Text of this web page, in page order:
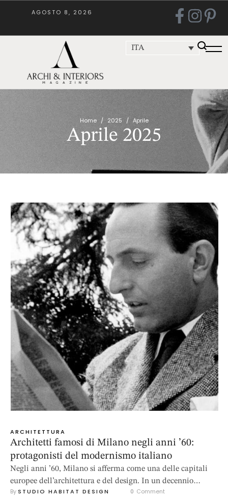
AGOSTO 8, 2026
ITA
Home / 2025 / Aprile
Aprile 2025
ARCHITETTURA
Architetti famosi di Milano negli anni ’60:
protagonisti del modernismo italiano
Negli anni ’60, Milano si afferma come una delle capitali
europee dell’architettura e del design. In un decennio
segnato dal boom economico, dalla ricostruzione postbellica
By STUDIO HABITAT DESIGN 0 Comment